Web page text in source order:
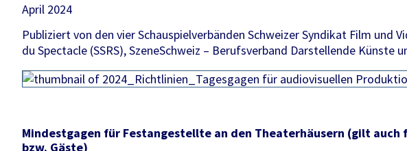
April 2024
Publiziert von den vier Schauspielverbänden Schweizer Syndikat Film und
du Spectacle (SSRS), SzeneSchweiz – Berufsverband Darstellende Künste
Mindestgagen für Festangestellte an den Theaterhäusern (gilt
bzw. Gäste)